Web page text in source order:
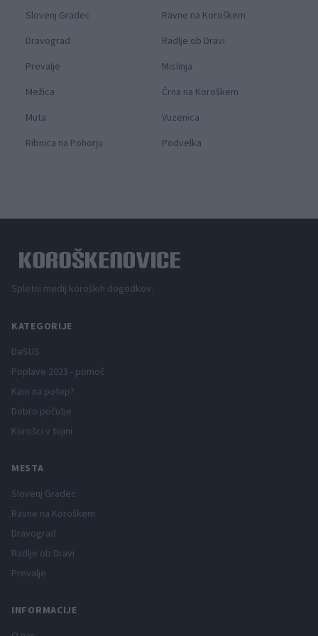
Slovenj Gradec
Ravne na Koroškem
Dravograd
Radlje ob Dravi
Prevalje
Mislinja
Mežica
Črna na Koroškem
Muta
Vuzenica
Ribnica na Pohorju
Podvelka
Spletni medij koroških dogodkov.
KATEGORIJE
DeSUS
Poplave 2023 - pomoč
Kam na potep?
Dobro počutje
Korošci v tujini
MESTA
Slovenj Gradec
Ravne na Koroškem
Dravograd
Radlje ob Dravi
Prevalje
INFORMACIJE